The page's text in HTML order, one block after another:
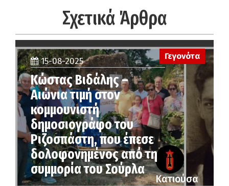
Σχετικά Άρθρα
Γεγονότα
15-08-2025
Κώστας Βιδάλης –
Αιώνια τιμή στον
κομμουνιστή
δημοσιογράφο του
Ριζοσπάστη, που έπεσε
δολοφονημένος από τη
συμμορία του Σούρλα
Κατιούσα